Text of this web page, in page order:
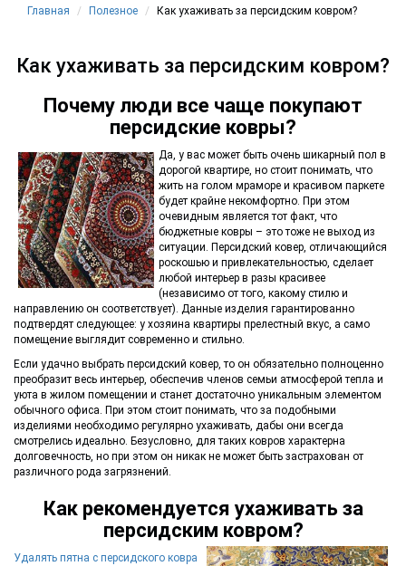
Главная Полезное Как ухаживать за персидским ковром?
Как ухаживать за персидским ковром?
Почему люди все чаще покупают
персидские ковры?
Да, у вас может быть очень шикарный пол в
дорогой квартире, но стоит понимать, что
жить на голом мраморе и красивом паркете
будет крайне некомфортно. При этом
очевидным является тот факт, что
бюджетные ковры – это тоже не выход из
ситуации. Персидский ковер, отличающийся
роскошью и привлекательностью, сделает
любой интерьер в разы красивее
(независимо от того, какому стилю и
направлению он соответствует). Данные изделия гарантированно
подтвердят следующее: у хозяина квартиры прелестный вкус, а само
помещение выглядит современно и стильно.
Если удачно выбрать персидский ковер, то он обязательно полноценно
преобразит весь интерьер, обеспечив членов семьи атмосферой тепла и
уюта в жилом помещении и станет достаточно уникальным элементом
обычного офиса. При этом стоит понимать, что за подобными
изделиями необходимо регулярно ухаживать, дабы они всегда
смотрелись идеально. Безусловно, для таких ковров характерна
долговечность, но при этом он никак не может быть застрахован от
различного рода загрязнений.
Как рекомендуется ухаживать за
персидским ковром?
Удалять пятна с персидского ковра